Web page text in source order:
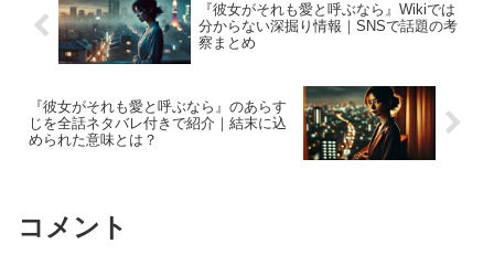
『彼女がそれも愛と呼ぶなら』Wikiでは
分からない深掘り情報｜SNSで話題の考
察まとめ
『彼女がそれも愛と呼ぶなら』のあらす
じを全話ネタバレ付きで紹介｜結末に込
められた意味とは？
コメント